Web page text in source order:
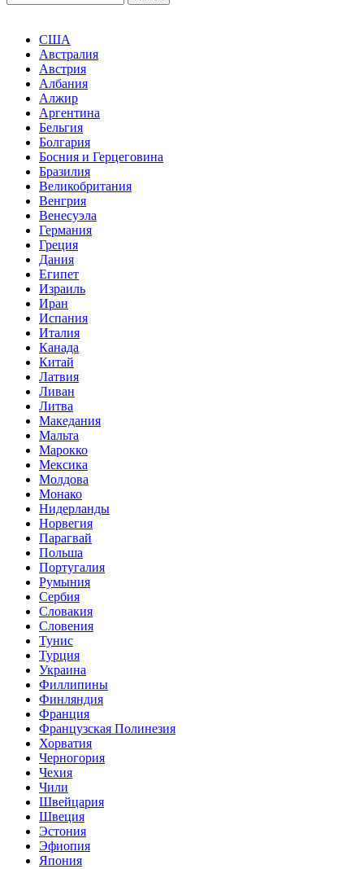
США
Австралия
Австрия
Албания
Алжир
Аргентина
Бельгия
Болгария
Босния и Герцеговина
Бразилия
Великобритания
Венгрия
Венесуэла
Германия
Греция
Дания
Египет
Израиль
Иран
Испания
Италия
Канада
Китай
Латвия
Ливан
Литва
Македания
Мальта
Марокко
Мексика
Молдова
Монако
Нидерланды
Норвегия
Парагвай
Польша
Португалия
Румыния
Сербия
Словакия
Словения
Тунис
Турция
Украина
Филлипины
Финляндия
Франция
Французская Полинезия
Хорватия
Черногория
Чехия
Чили
Швейцария
Швеция
Эстония
Эфиопия
Япония